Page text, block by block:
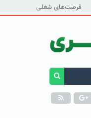
فرصت‌های شغلی